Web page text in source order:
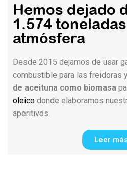
Hemos dejado
1.574
atmósfera​
Desde 2015 dejamos de usar
combustible para las freidoras
de aceituna como biomasa
oleico donde elaboramos
aperitivos.
Leer